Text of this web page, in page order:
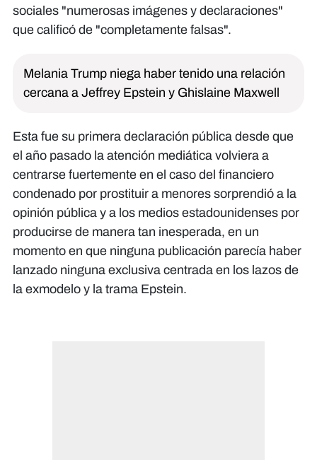
sociales "numerosas imágenes y declaraciones"
que calificó de "completamente falsas".
Melania Trump niega haber tenido una relación
cercana a Jeffrey Epstein y Ghislaine Maxwell
Esta fue su primera declaración pública desde que
el año pasado la atención mediática volviera a
centrarse fuertemente en el caso del financiero
condenado por prostituir a menores sorprendió a la
opinión pública y a los medios estadounidenses por
producirse de manera tan inesperada, en un
momento en que ninguna publicación parecía haber
lanzado ninguna exclusiva centrada en los lazos de
la exmodelo y la trama Epstein.